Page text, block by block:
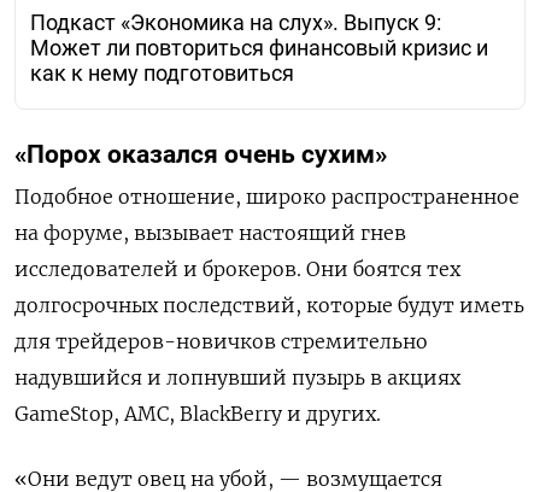
Подкаст «Экономика на слух». Выпуск 9:
Может ли повториться финансовый кризис и
как к нему подготовиться
«Порох оказался очень сухим»
Подобное отношение, широко распространенное
на форуме, вызывает настоящий гнев
исследователей и брокеров. Они боятся тех
долгосрочных последствий, которые будут иметь
для трейдеров-новичков стремительно
надувшийся и лопнувший пузырь в акциях
GameStop, AMC, BlackBerry и других.
«Они ведут овец на убой, — возмущается